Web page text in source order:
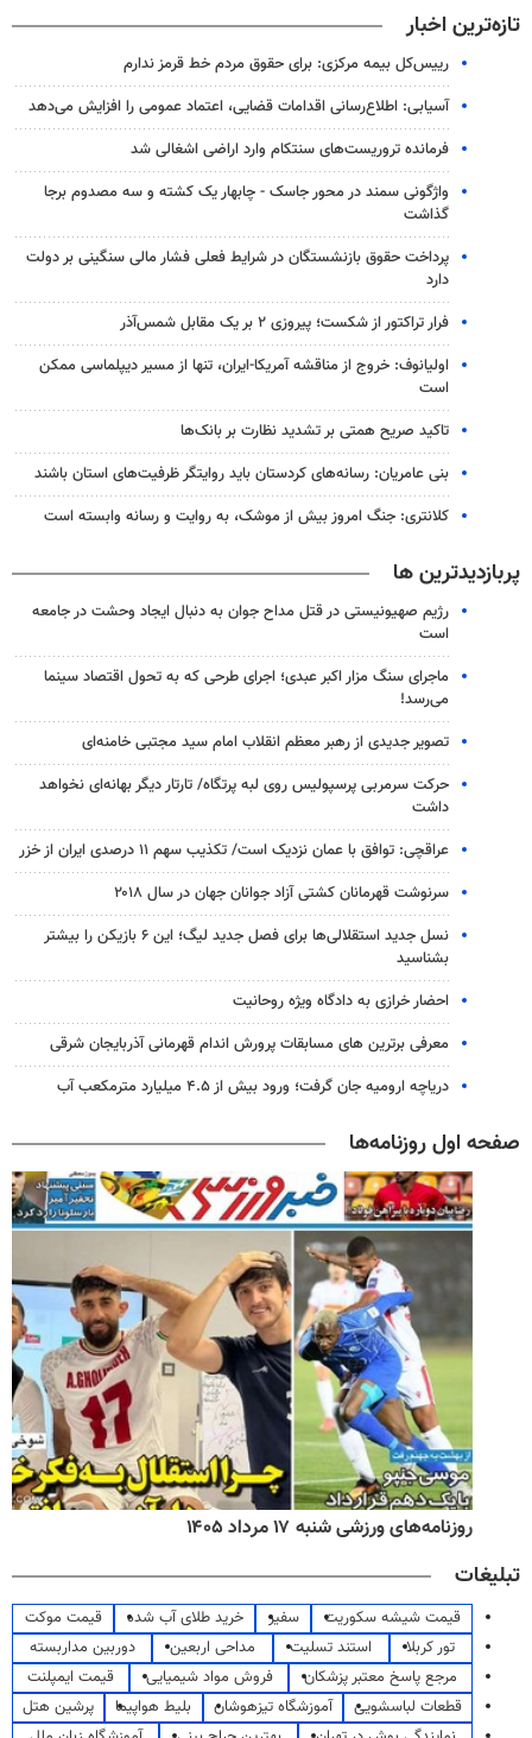
تازه‌ترین اخبار
رییس‌کل بیمه مرکزی: برای حقوق مردم خط قرمز ندارم
آسیابی: اطلاع‌رسانی اقدامات قضایی، اعتماد عمومی را افزایش می‌دهد
فرمانده تروریست‌های سنتکام وارد اراضی اشغالی شد
واژگونی سمند در محور جاسک - چابهار یک کشته و سه مصدوم برجا
گذاشت
پرداخت حقوق بازنشستگان در شرایط فعلی فشار مالی سنگینی بر دولت
دارد
فرار تراکتور از شکست؛ پیروزی ۲ بر یک مقابل شمس‌آذر
اولیانوف: خروج از مناقشه آمریکا-ایران، تنها از مسیر دیپلماسی ممکن
است
تاکید صریح همتی بر تشدید نظارت بر بانک‌ها
بنی عامریان: رسانه‌های کردستان باید روایتگر ظرفیت‌های استان باشند
کلانتری: جنگ امروز بیش از موشک، به روایت و رسانه وابسته است
پربازدیدترین ها
رژیم صهیونیستی در قتل مداح جوان به دنبال ایجاد وحشت در جامعه
است
ماجرای سنگ مزار اکبر عبدی؛ اجرای طرحی که به تحول اقتصاد سینما
می‌رسد!
تصویر جدیدی از رهبر معظم انقلاب امام سید مجتبی خامنه‌ای
حرکت سرمربی پرسپولیس روی لبه پرتگاه/ تارتار دیگر بهانه‌ای نخواهد
داشت
عراقچی: توافق با عمان نزدیک است/ تکذیب سهم ۱۱ درصدی ایران از خزر
سرنوشت قهرمانان کشتی آزاد جوانان جهان در سال ۲۰۱۸
نسل جدید استقلالی‌ها برای فصل جدید لیگ؛ این ۶ بازیکن را بیشتر
بشناسید
احضار خرازی به دادگاه ویژه روحانیت
معرفی برترین های مسابقات پرورش اندام قهرمانی آذربایجان شرقی
دریاچه ارومیه جان گرفت؛ ورود بیش از ۴.۵ میلیارد مترمکعب آب
صفحه اول روزنامه‌ها
روزنامه‌های ورزشی شنبه ۱۷ مرداد ۱۴۰۵
تبلیغات
قیمت شیشه سکوریت سفیر خرید طلای آب شده
قیمت موکت
تور کربلا
استند تسلیت مداحی اربعین
دوربین مداربسته
مرجع پاسخ معتبر پزشکان
فروش مواد شیمیایی
قیمت ایمپلنت
قطعات لباسشویی
آموزشگاه تیزهوشان بلیط هواپیما
پرشین هتل